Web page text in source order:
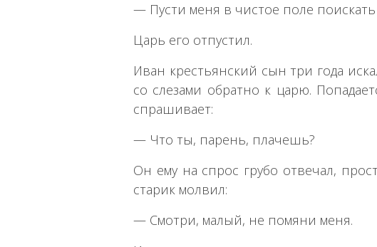
— Пусти меня в чистое поле поискать
Царь его отпустил.
Иван крестьянский сын три года
со слезами обратно к царю.
спрашивает:
— Что ты, парень, плачешь?
Он ему на спрос грубо отвечал,
старик молвил:
— Смотри, малый, не помяни меня.